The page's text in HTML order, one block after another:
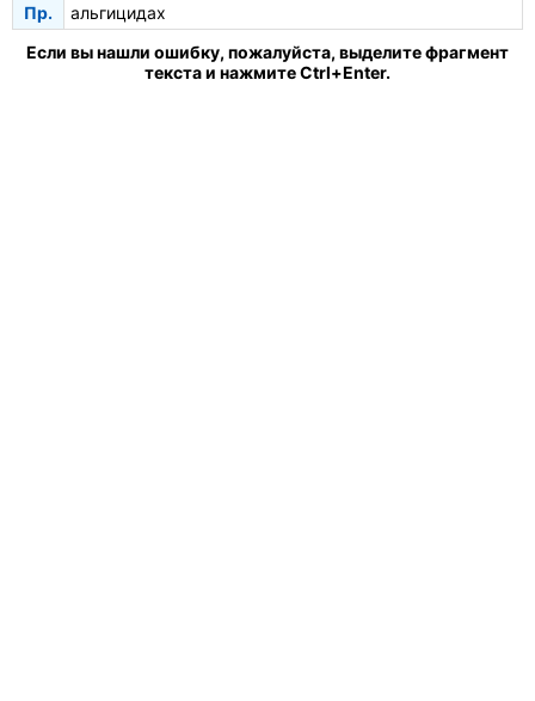
Пр.
альгицидах
Если вы нашли ошибку, пожалуйста, выделите фрагмент
текста и нажмите Ctrl+Enter.